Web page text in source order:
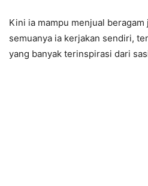
Kini ia mampu menjual
semuanya ia kerjakan sendiri,
yang banyak terinspirasi dari